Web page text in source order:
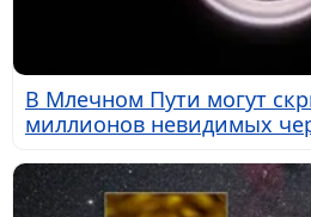
В Млечном Пути могут
миллионов невидимых